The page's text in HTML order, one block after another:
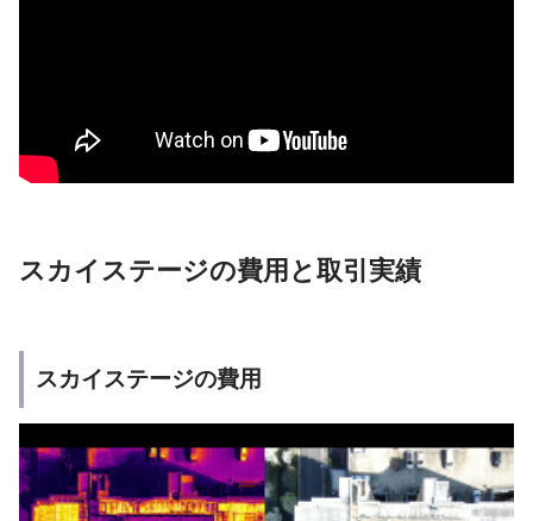
スカイステージの費用と取引実績
スカイステージの費用